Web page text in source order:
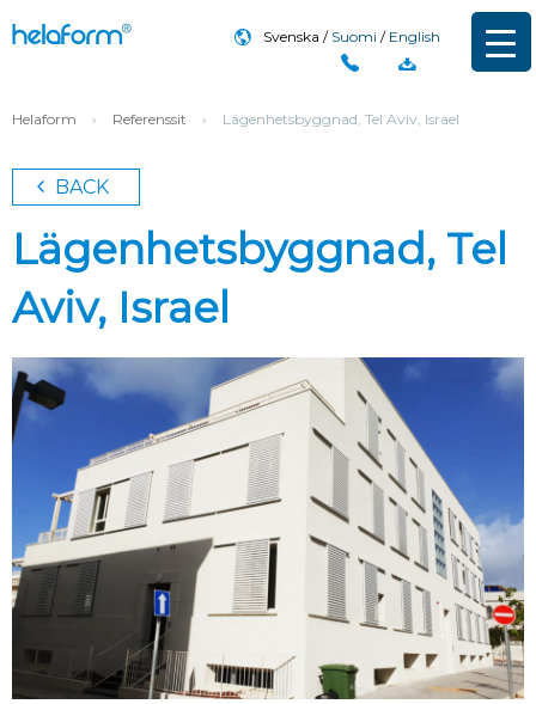
Svenska Suomi English
Helaform › Referenssit › Lägenhetsbyggnad, Tel Aviv, Israel
BACK
Lägenhetsbyggnad, Tel
Aviv, Israel